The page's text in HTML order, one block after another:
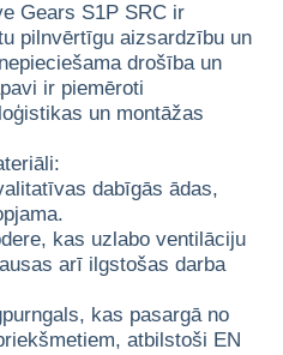
Gears S1P SRC ir
pilnvērtīgu aizsardzību un
drošība un
ir piemēroti
un montāžas
dabīgās ādas,
kas uzlabo ventilāciju
arī ilgstošas darba
kas pasargā no
atbilstoši EN